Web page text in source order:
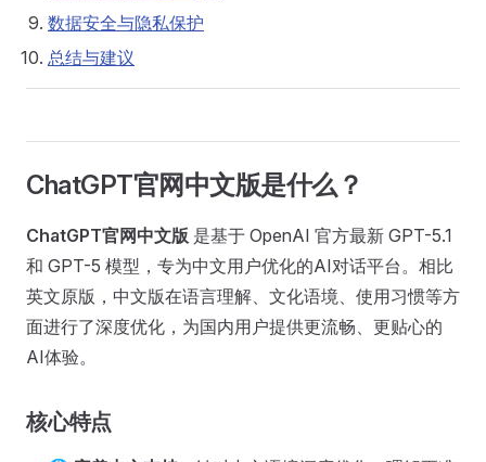
数据安全与隐私保护
总结与建议
ChatGPT官网中文版是什么？
ChatGPT官网中文版 是基于 OpenAI 官方最新 GPT-5.1
和 GPT-5 模型，专为中文用户优化的AI对话平台。相比
英文原版，中文版在语言理解、文化语境、使用习惯等方
面进行了深度优化，为国内用户提供更流畅、更贴心的
AI体验。
核心特点